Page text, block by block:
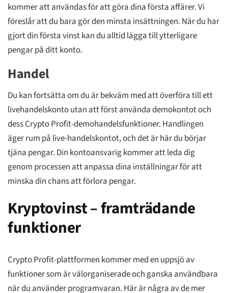
kommer att användas för att göra dina första affärer. Vi
föreslår att du bara gör den minsta insättningen. När du har
gjort din första vinst kan du alltid lägga till ytterligare
pengar på ditt konto.
Handel
Du kan fortsätta om du är bekväm med att överföra till ett
livehandelskonto utan att först använda demokontot och
dess Crypto Profit-demohandelsfunktioner. Handlingen
äger rum på live-handelskontot, och det är här du börjar
tjäna pengar. Din kontoansvarig kommer att leda dig
genom processen att anpassa dina inställningar för att
minska din chans att förlora pengar.
Kryptovinst – framträdande
funktioner
Crypto Profit-plattformen kommer med en uppsjö av
funktioner som är välorganiserade och ganska användbara
när du använder programvaran. Här är några av de mer